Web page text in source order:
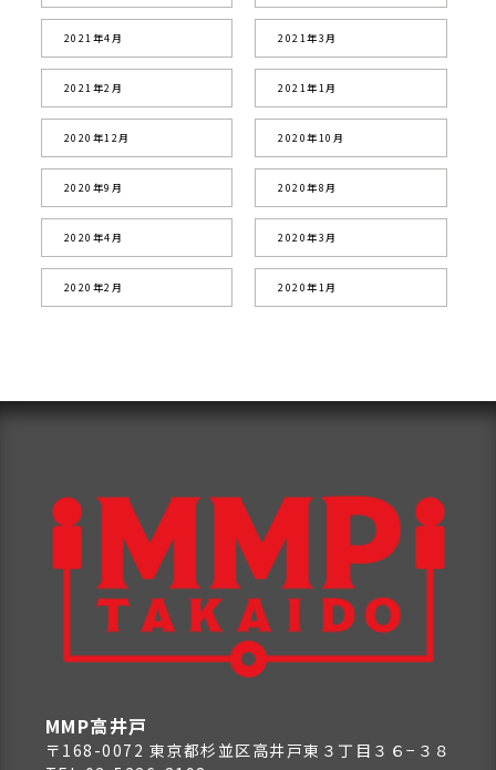
2021年4月 2021年3月
2021年2月 2021年1月
2020年12月 2020年10月
2020年9月 2020年8月
2020年4月 2020年3月
2020年2月 2020年1月
MMP高井戸
〒168-0072 東京都杉並区高井戸東３丁目３６−３８